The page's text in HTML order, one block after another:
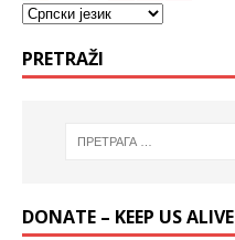
PRETRAŽI
DONATE – KEEP US ALIVE